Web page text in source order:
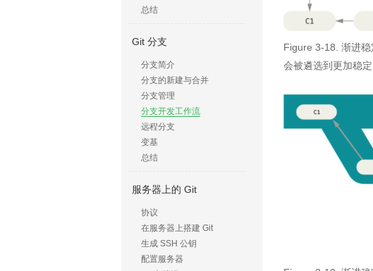
总结
Git 分支
分支简介
分支的新建与合并
分支管理
分支开发工作流
远程分支
变基
总结
服务器上的 Git
协议
在服务器上搭建 Git
生成 SSH 公钥
配置服务器
Figure 3-18. 渐进
会被遴选到更加稳定